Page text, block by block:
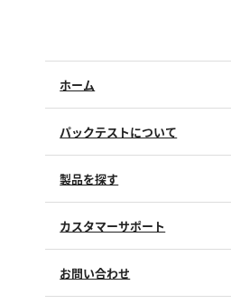
ホーム
パックテストについて
製品を探す
カスタマーサポート
お問い合わせ
りん
りん酸
アルカリ度